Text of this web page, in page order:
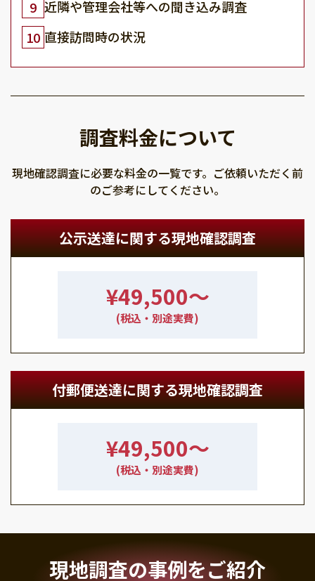
9 近隣や管理会社等への聞き込み調査
10 直接訪問時の状況
調査料金について
現地確認調査に必要な料金の一覧です。ご依頼いただく前
のご参考にしてください。
公示送達に関する現地確認調査
¥49,500〜
(税込・別途実費)
付郵便送達に関する現地確認調査
¥49,500〜
(税込・別途実費)
現地調査の事例をご紹介